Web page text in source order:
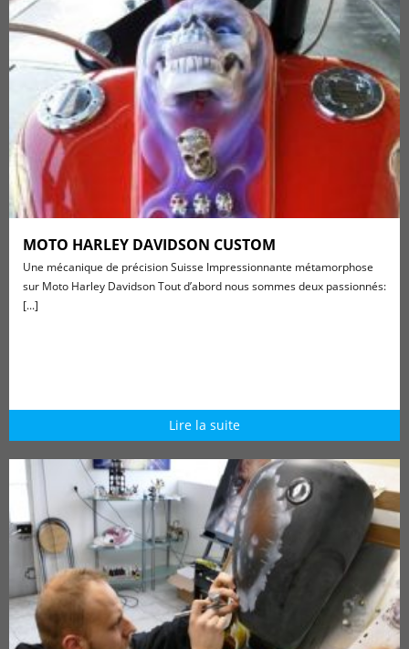
MOTO HARLEY DAVIDSON CUSTOM
Une mécanique de précision Suisse Impressionnante métamorphose
sur Moto Harley Davidson Tout d’abord nous sommes deux passionnés:
[...]
Lire la suite